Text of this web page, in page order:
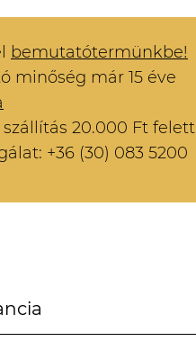
bemutatótermünkbe!
minőség már 15 éve
20.000 Ft felett
+36 (30) 083 5200